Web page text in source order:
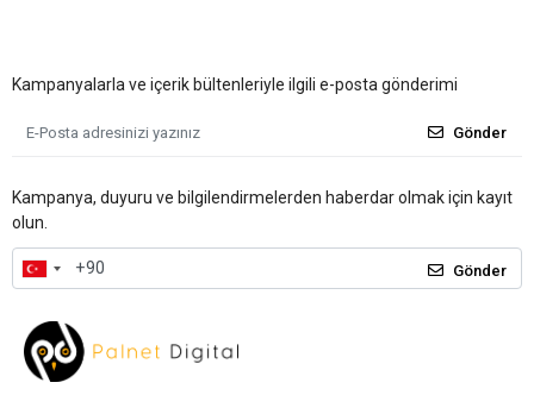
Kampanyalarla ve içerik bültenleriyle ilgili e-posta gönderimi
Gönder
Kampanya, duyuru ve bilgilendirmelerden haberdar olmak için kayıt
olun.
Gönder